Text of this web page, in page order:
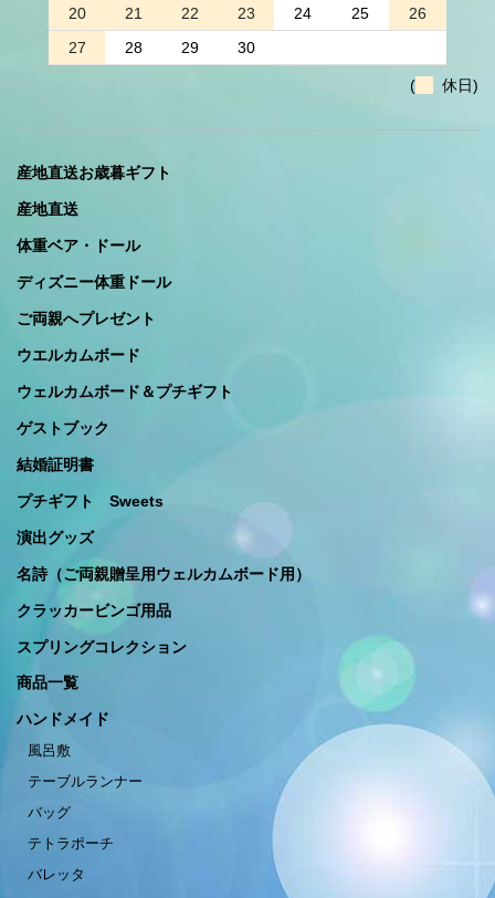
20
21 22 23 24 25
26
27
28 29 30
( 休日)
産地直送お歳暮ギフト
産地直送
体重ベア・ドール
ディズニー体重ドール
ご両親へプレゼント
ウエルカムボード
ウェルカムボード＆プチギフト
ゲストブック
結婚証明書
プチギフト Sweets
演出グッズ
名詩（ご両親贈呈用ウェルカムボード用）
クラッカービンゴ用品
スプリングコレクション
商品一覧
ハンドメイド
風呂敷
テーブルランナー
バッグ
テトラポーチ
バレッタ